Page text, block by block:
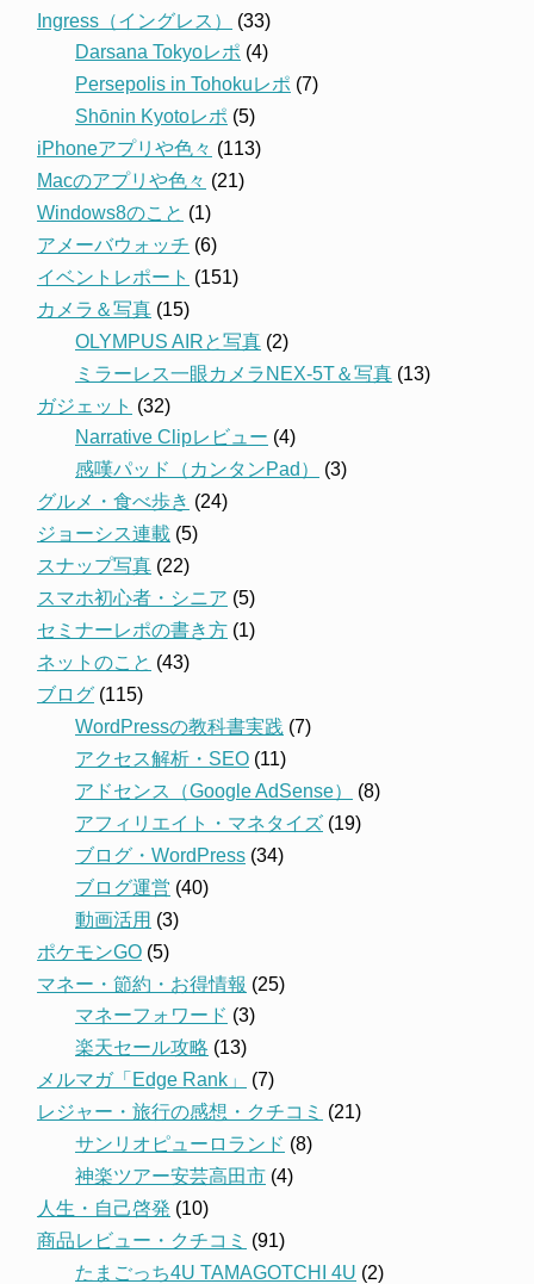
Ingress（イングレス）
(33)
Darsana Tokyoレポ (4)
Persepolis in Tohokuレポ (7)
Shōnin Kyotoレポ (5)
iPhoneアプリや色々 (113)
Macのアプリや色々 (21)
Windows8のこと (1)
アメーバウォッチ (6)
イベントレポート (151)
カメラ＆写真 (15)
OLYMPUS AIRと写真 (2)
ミラーレス一眼カメラNEX-5T＆写真 (13)
ガジェット (32)
Narrative Clipレビュー (4)
感嘆パッド（カンタンPad）
(3)
グルメ・食べ歩き (24)
ジョーシス連載 (5)
スナップ写真 (22)
スマホ初心者・シニア (5)
セミナーレポの書き方 (1)
ネットのこと (43)
ブログ (115)
WordPressの教科書実践 (7)
アクセス解析・SEO (11)
アドセンス（Google AdSense）
(8)
アフィリエイト・マネタイズ (19)
ブログ・WordPress (34)
ブログ運営 (40)
動画活用 (3)
ポケモンGO (5)
マネー・節約・お得情報 (25)
マネーフォワード (3)
楽天セール攻略 (13)
メルマガ「Edge Rank」
(7)
レジャー・旅行の感想・クチコミ (21)
サンリオピューロランド (8)
神楽ツアー安芸高田市 (4)
人生・自己啓発 (10)
商品レビュー・クチコミ (91)
たまごっち4U TAMAGOTCHI 4U (2)